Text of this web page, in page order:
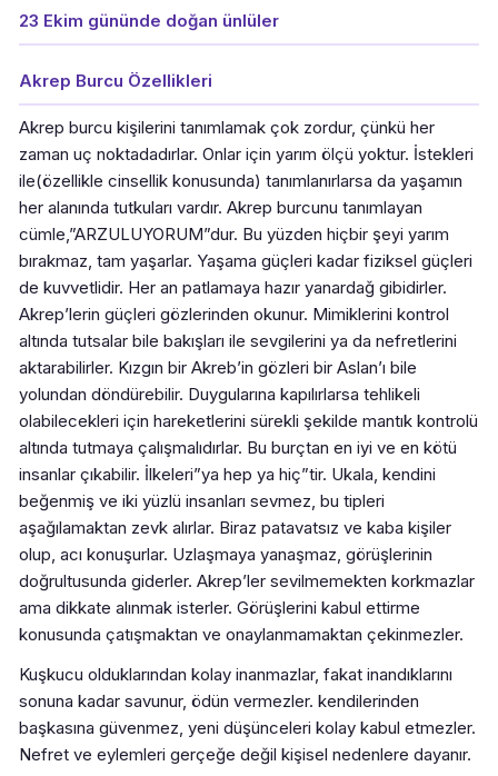
23 Ekim gününde doğan ünlüler
Akrep Burcu Özellikleri
Akrep burcu kişilerini tanımlamak çok zordur, çünkü her
zaman uç noktadadırlar. Onlar için yarım ölçü yoktur. İstekleri
ile(özellikle cinsellik konusunda) tanımlanırlarsa da yaşamın
her alanında tutkuları vardır. Akrep burcunu tanımlayan
cümle,”ARZULUYORUM”dur. Bu yüzden hiçbir şeyi yarım
bırakmaz, tam yaşarlar. Yaşama güçleri kadar fiziksel güçleri
de kuvvetlidir. Her an patlamaya hazır yanardağ gibidirler.
Akrep’lerin güçleri gözlerinden okunur. Mimiklerini kontrol
altında tutsalar bile bakışları ile sevgilerini ya da nefretlerini
aktarabilirler. Kızgın bir Akreb’in gözleri bir Aslan’ı bile
yolundan döndürebilir. Duygularına kapılırlarsa tehlikeli
olabilecekleri için hareketlerini sürekli şekilde mantık kontrolü
altında tutmaya çalışmalıdırlar. Bu burçtan en iyi ve en kötü
insanlar çıkabilir. İlkeleri”ya hep ya hiç”tir. Ukala, kendini
beğenmiş ve iki yüzlü insanları sevmez, bu tipleri
aşağılamaktan zevk alırlar. Biraz patavatsız ve kaba kişiler
olup, acı konuşurlar. Uzlaşmaya yanaşmaz, görüşlerinin
doğrultusunda giderler. Akrep’ler sevilmemekten korkmazlar
ama dikkate alınmak isterler. Görüşlerini kabul ettirme
konusunda çatışmaktan ve onaylanmamaktan çekinmezler.
Kuşkucu olduklarından kolay inanmazlar, fakat inandıklarını
sonuna kadar savunur, ödün vermezler. kendilerinden
başkasına güvenmez, yeni düşünceleri kolay kabul etmezler.
Nefret ve eylemleri gerçeğe değil kişisel nedenlere dayanır.